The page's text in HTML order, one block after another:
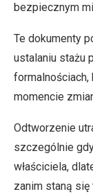
bezpiecznym
Te dokumenty
ustalaniu stażu
momencie
Odtworzenie
szczególnie
właściciela,
zanim staną